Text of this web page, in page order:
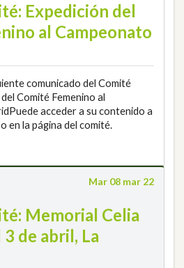
Expedición del
al Campeonato
comunicado del Comité
Comité Femenino al
acceder a su contenido a
en la página del comité.
Mar 08 mar 22
Memorial Celia
de abril, La